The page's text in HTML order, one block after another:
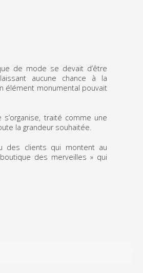
de mode se devait d’être
aucune chance à la
élément monumental pouvait
traité comme une
la grandeur souhaitée.
des clients qui montent au
des merveilles » qui